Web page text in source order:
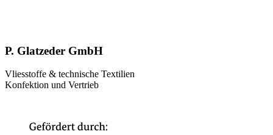
P. Glatzeder GmbH
Vliesstoffe & technische Textilien
Konfektion und Vertrieb